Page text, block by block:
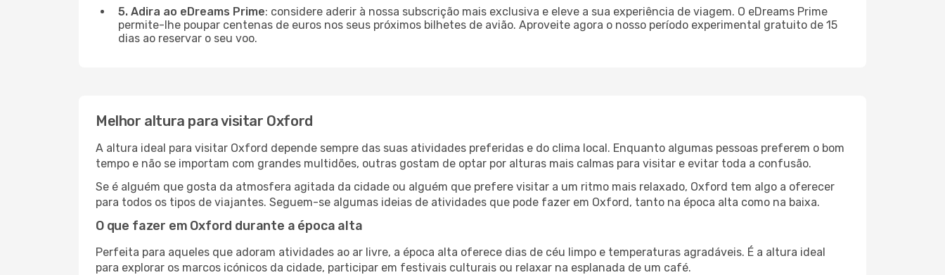
5. Adira ao eDreams Prime: considere aderir à nossa subscrição mais exclusiva e eleve a sua experiência de viagem. O eDreams Prime
permite-lhe poupar centenas de euros nos seus próximos bilhetes de avião. Aproveite agora o nosso período experimental gratuito de 15
dias ao reservar o seu voo.
Melhor altura para visitar Oxford
A altura ideal para visitar Oxford depende sempre das suas atividades preferidas e do clima local. Enquanto algumas pessoas preferem o bom
tempo e não se importam com grandes multidões, outras gostam de optar por alturas mais calmas para visitar e evitar toda a confusão.
Se é alguém que gosta da atmosfera agitada da cidade ou alguém que prefere visitar a um ritmo mais relaxado, Oxford tem algo a oferecer
para todos os tipos de viajantes. Seguem-se algumas ideias de atividades que pode fazer em Oxford, tanto na época alta como na baixa.
O que fazer em Oxford durante a época alta
Perfeita para aqueles que adoram atividades ao ar livre, a época alta oferece dias de céu limpo e temperaturas agradáveis. É a altura ideal
para explorar os marcos icónicos da cidade, participar em festivais culturais ou relaxar na esplanada de um café.